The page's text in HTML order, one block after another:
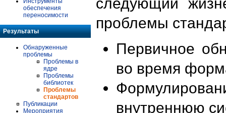
обеспечения
переносимости
Результаты
Обнаруженные
проблемы
Проблемы в
ядре
Проблемы
библиотек
Проблемы
стандартов
Публикации
Мероприятия
следующий
проблемы
Первичное
во время
внутреннюю